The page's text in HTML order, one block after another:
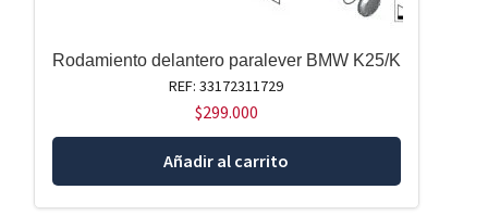
Rodamiento delantero paralever BMW K25/K
REF: 33172311729
$299.000
Añadir al carrito